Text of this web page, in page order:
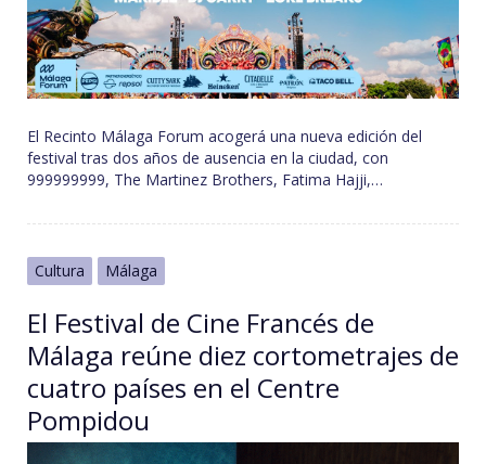
El Recinto Málaga Forum acogerá una nueva edición del
festival tras dos años de ausencia en la ciudad, con
999999999, The Martinez Brothers, Fatima Hajji,…
Cultura Málaga
El Festival de Cine Francés de
Málaga reúne diez cortometrajes de
cuatro países en el Centre
Pompidou